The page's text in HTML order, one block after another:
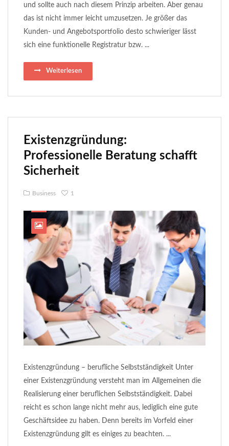
und sollte auch nach diesem Prinzip arbeiten. Aber genau
das ist nicht immer leicht umzusetzen. Je größer das
Kunden- und Angebotsportfolio desto schwieriger lässt
sich eine funktionelle Registratur bzw. ...
Weiterlesen
Existenzgründung:
Professionelle Beratung schafft
Sicherheit
Business 1
Existenzgründung – berufliche Selbstständigkeit Unter
einer Existenzgründung versteht man im Allgemeinen die
Realisierung einer beruflichen Selbstständigkeit. Dabei
reicht es schon lange nicht mehr aus, lediglich eine gute
Geschäftsidee zu haben. Denn bereits im Vorfeld einer
Existenzgründung gilt es einiges zu beachten. ...